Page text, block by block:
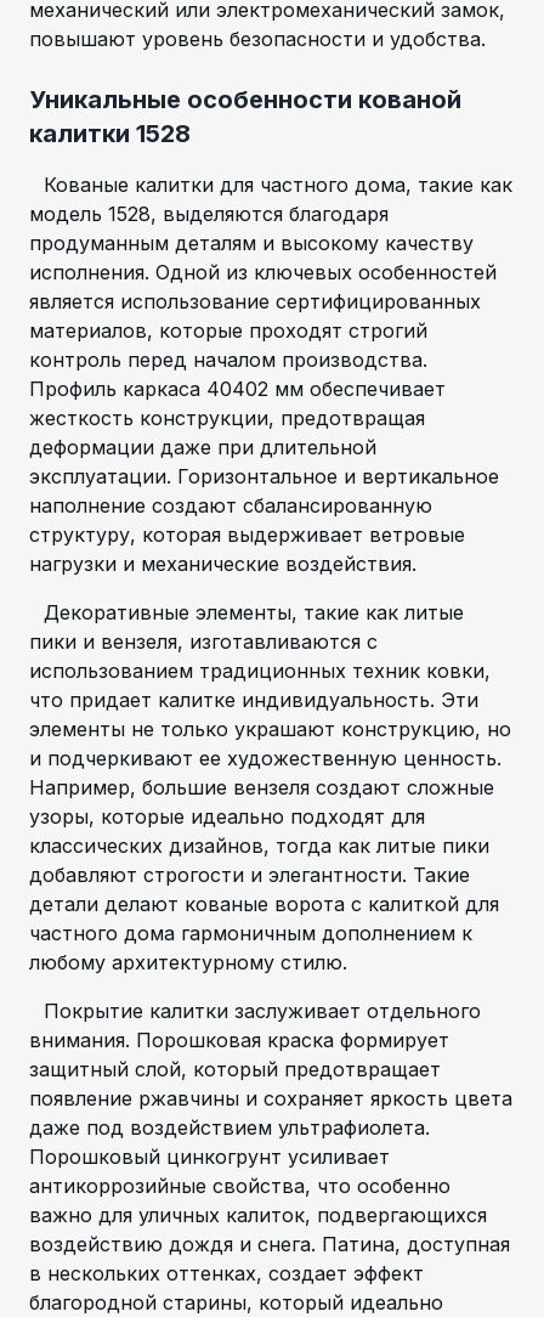
механический или электромеханический замок,
повышают уровень безопасности и удобства.
Уникальные особенности кованой
калитки 1528
Кованые калитки для частного дома, такие как
модель 1528, выделяются благодаря
продуманным деталям и высокому качеству
исполнения. Одной из ключевых особенностей
является использование сертифицированных
материалов, которые проходят строгий
контроль перед началом производства.
Профиль каркаса 40402 мм обеспечивает
жесткость конструкции, предотвращая
деформации даже при длительной
эксплуатации. Горизонтальное и вертикальное
наполнение создают сбалансированную
структуру, которая выдерживает ветровые
нагрузки и механические воздействия.
Декоративные элементы, такие как литые
пики и вензеля, изготавливаются с
использованием традиционных техник ковки,
что придает калитке индивидуальность. Эти
элементы не только украшают конструкцию, но
и подчеркивают ее художественную ценность.
Например, большие вензеля создают сложные
узоры, которые идеально подходят для
классических дизайнов, тогда как литые пики
добавляют строгости и элегантности. Такие
детали делают кованые ворота с калиткой для
частного дома гармоничным дополнением к
любому архитектурному стилю.
Покрытие калитки заслуживает отдельного
внимания. Порошковая краска формирует
защитный слой, который предотвращает
появление ржавчины и сохраняет яркость цвета
даже под воздействием ультрафиолета.
Порошковый цинкогрунт усиливает
антикоррозийные свойства, что особенно
важно для уличных калиток, подвергающихся
воздействию дождя и снега. Патина, доступная
в нескольких оттенках, создает эффект
благородной старины, который идеально